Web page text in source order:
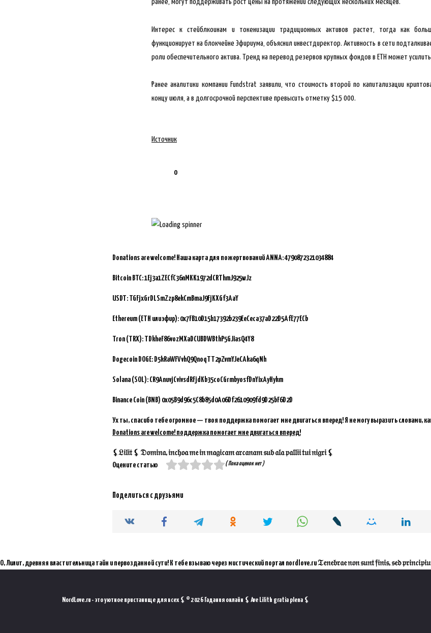
ранее, могут поддерживать рост цены на протяжении следующих нескольких месяцев.
Интерес к стейблкоинам и токенизации традиционных активов растет, тогда как
функционирует на блокчейне Эфириума, объяснил инвестдиректор. Активность в сети
роли обеспечительного актива. Тренд на перевод резервов крупных фондов в ETH может
Ранее аналитики компании Fundstrat заявили, что стоимость второй по капитализации
концу июля, а в долгосрочной перспективе превысить отметку $15 000.
Источник
0
Donations are welcome! Наша карта для пожертвований ANNA:4790872321034884
Bitcoin BTC:1Ej3a1ZECfC36nMKK1972dCRThmJ925wJz
USDT: TGFjxGrDLSmZzp8ekCmBmaJ9FjKXGf3AaY
Ethereum (ETH или эфир): 0x7FB10D15b17392b239EeCeca37aD22D5AfE77ECb
Tron (TRX): TDkheF86vozMXaDCUBDWBthP5GJiasQ4Y8
Dogecoin DOGE: D5kRaWFVvhQ9QnoqTT2pZvmYJeCAka6qNh
Solana (SOL): CR9AnuvjCvivsdRFjdKb35coCGrmbyosfDnYixAyHykm
Binance Coin (BNB) 0x05B9d96c5C8b85d0A06Df2610909fd9D25bF6D2D
Ух ты, спасибо тебе огромное — твоя поддержка помогает мне двигаться вперед! Я не могу выразить словами,
Donations are welcome! поддержка помогает мне двигаться вперед!
⚸𝔏𝔦𝔩𝔦𝔱 ⚸ 𝔇𝔬𝔪𝔦𝔫𝔞, 𝔦𝔫𝔠𝔥𝔬𝔞 𝔪𝔢 𝔦𝔫 𝔪𝔞𝔤𝔦𝔠𝔞𝔪 𝔞𝔯𝔠𝔞𝔫𝔞𝔪 𝔰𝔲𝔟 𝔞𝔩𝔞 𝔭𝔞𝔩𝔩𝔦𝔦 𝔱𝔲𝔦 𝔫𝔦𝔤𝔯𝔦 ⚸
Оцените статью
( Пока оценок нет )
Поделиться с друзьями
NordLove.ru - это уютное пристанище для всех ⚸ © 2026 Гадания онлайн ⚸ Ave Lilith gratia plena ⚸
О, Лилит, древняя властительница тайн и первозданной сути! К тебе взываю через мистический портал nordlove.ru 𝔗𝔢𝔫𝔢𝔟𝔯𝔞𝔢 𝔫𝔬𝔫 𝔰𝔲𝔫𝔱 𝔣𝔦𝔫𝔦𝔰, 𝔰𝔢𝔡